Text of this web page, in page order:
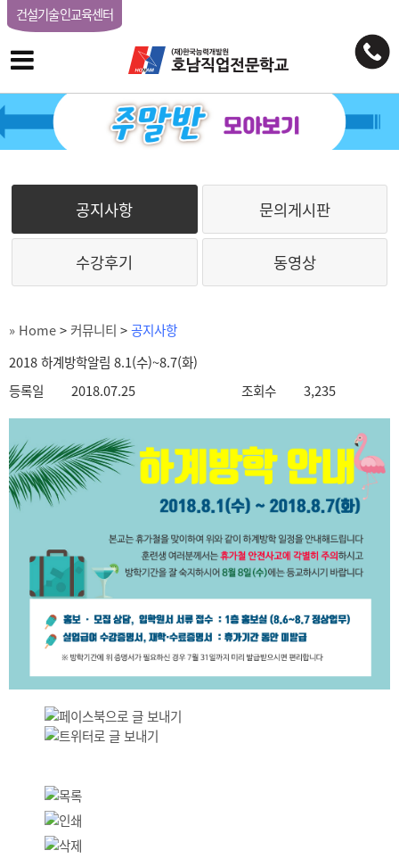
건설기술인교육센터
공지사항 문의게시판
수강후기 동영상
» Home> 커뮤니티 >공지사항
2018 하계방학알림 8.1(수)~8.7(화)
등록일
2018.07.25 조회수 3,235